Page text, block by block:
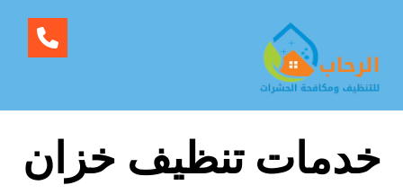
خدمات تنظيف خزان